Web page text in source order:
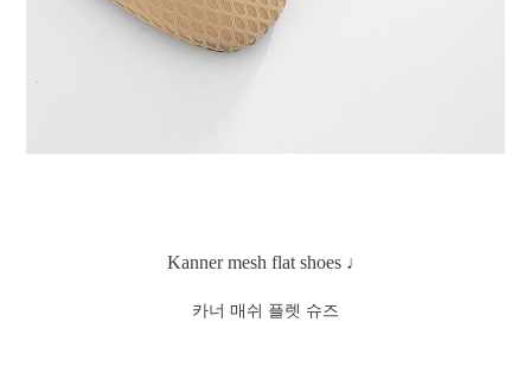
Kanner mesh flat shoes ♩
카너 매쉬 플렛 슈즈